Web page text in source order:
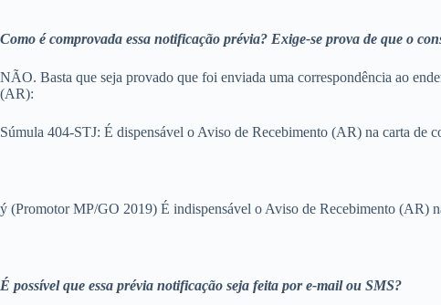
Como é comprovada essa notificação prévia? Exige-se prova de que o
NÃO. Basta que seja provado que foi enviada uma correspondência ao
(AR):
Súmula 404-STJ: É dispensável o Aviso de Recebimento (AR) na carta de
ý (Promotor MP/GO 2019) É indispensável o Aviso de Recebimento (AR)
É possível que essa prévia notificação seja feita por e-mail ou SMS?